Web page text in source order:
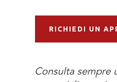
RICHIEDI UN
Consulta sempre